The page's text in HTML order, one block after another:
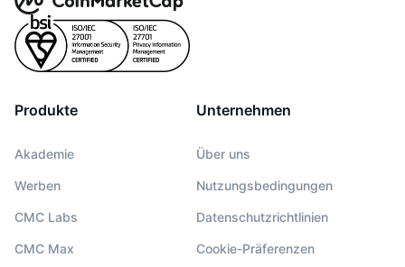
Produkte
Akademie
Werben
CMC Labs
CMC Max
Unternehmen
Über uns
Nutzungsbedingungen
Datenschutzrichtlinien
Cookie-Präferenzen